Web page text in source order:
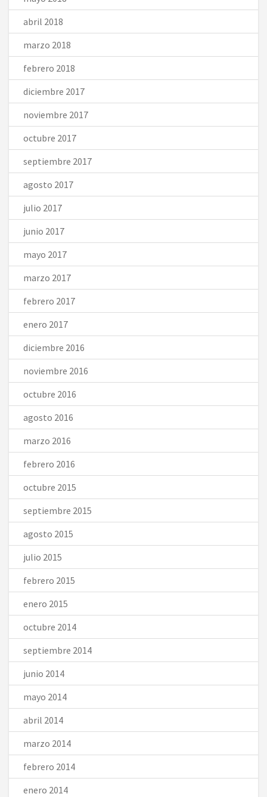
abril 2018
marzo 2018
febrero 2018
diciembre 2017
noviembre 2017
octubre 2017
septiembre 2017
agosto 2017
julio 2017
junio 2017
mayo 2017
marzo 2017
febrero 2017
enero 2017
diciembre 2016
noviembre 2016
octubre 2016
agosto 2016
marzo 2016
febrero 2016
octubre 2015
septiembre 2015
agosto 2015
julio 2015
febrero 2015
enero 2015
octubre 2014
septiembre 2014
junio 2014
mayo 2014
abril 2014
marzo 2014
febrero 2014
enero 2014